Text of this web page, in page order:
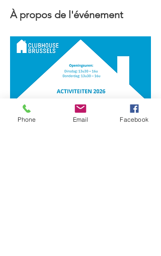
À propos de l'événement
Phone Email Facebook